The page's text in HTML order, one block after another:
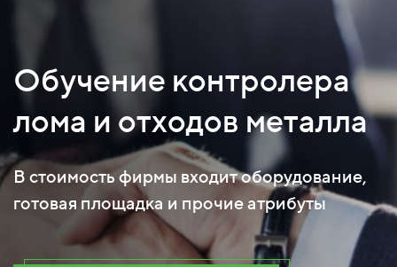
Обучение контролера
лома и отходов металла
В стоимость фирмы входит оборудование,
готовая площадка и прочие атрибуты